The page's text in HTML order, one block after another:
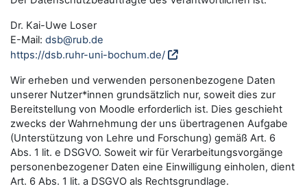
Dr. Kai-Uwe Loser
E-Mail: dsb@rub.de
https://dsb.ruhr-uni-bochum.de/
Wir erheben und verwenden personenbezogene Daten
unserer Nutzer*innen grundsätzlich nur, soweit dies zur
Bereitstellung von Moodle erforderlich ist. Dies geschieht
zwecks der Wahrnehmung der uns übertragenen Aufgabe
(Unterstützung von Lehre und Forschung) gemäß Art. 6
Abs. 1 lit. e DSGVO. Soweit wir für Verarbeitungsvorgänge
personenbezogener Daten eine Einwilligung einholen, dient
Art. 6 Abs. 1 lit. a DSGVO als Rechtsgrundlage.